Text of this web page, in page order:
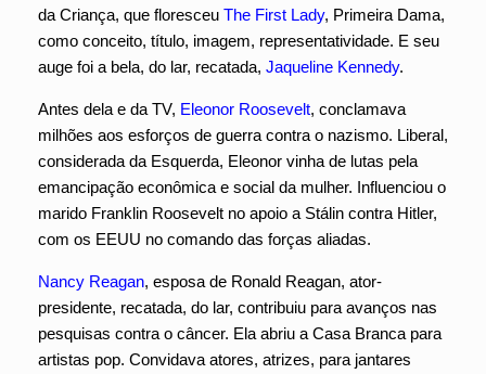
da Criança, que floresceu The First Lady, Primeira Dama,
como conceito, título, imagem, representatividade. E seu
auge foi a bela, do lar, recatada, Jaqueline Kennedy.
Antes dela e da TV, Eleonor Roosevelt, conclamava
milhões aos esforços de guerra contra o nazismo. Liberal,
considerada da Esquerda, Eleonor vinha de lutas pela
emancipação econômica e social da mulher. Influenciou o
marido Franklin Roosevelt no apoio a Stálin contra Hitler,
com os EEUU no comando das forças aliadas.
Nancy Reagan, esposa de Ronald Reagan, ator-
presidente, recatada, do lar, contribuiu para avanços nas
pesquisas contra o câncer. Ela abriu a Casa Branca para
artistas pop. Convidava atores, atrizes, para jantares